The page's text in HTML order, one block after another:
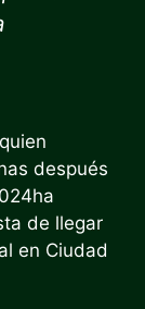
después
ha
de llegar
en Ciudad